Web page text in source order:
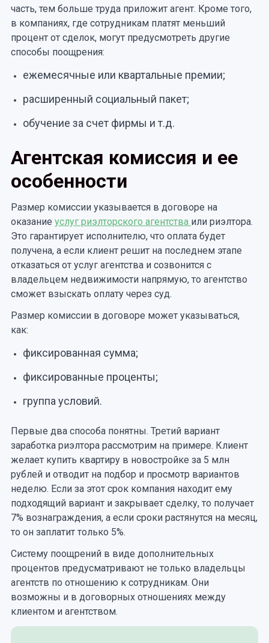
часть, тем больше труда приложит агент. Кроме того,
в компаниях, где сотрудникам платят меньший
процент от сделок, могут предусмотреть другие
способы поощрения:
ежемесячные или квартальные премии;
расширенный социальный пакет;
обучение за счет фирмы и т.д.
Агентская комиссия и ее
особенности
Размер комиссии указывается в договоре на
оказание услуг риэлторского агентства или риэлтора.
Это гарантирует исполнителю, что оплата будет
получена, а если клиент решит на последнем этапе
отказаться от услуг агентства и созвонится с
владельцем недвижимости напрямую, то агентство
сможет взыскать оплату через суд.
Размер комиссии в договоре может указываться,
как:
фиксированная сумма;
фиксированные проценты;
группа условий.
Первые два способа понятны. Третий вариант
заработка риэлтора рассмотрим на примере. Клиент
желает купить квартиру в новостройке за 5 млн
рублей и отводит на подбор и просмотр вариантов
неделю. Если за этот срок компания находит ему
подходящий вариант и закрывает сделку, то получает
7% вознаграждения, а если сроки растянутся на месяц,
то он заплатит только 5%.
Систему поощрений в виде дополнительных
процентов предусматривают не только владельцы
агентств по отношению к сотрудникам. Они
возможны и в договорных отношениях между
клиентом и агентством.